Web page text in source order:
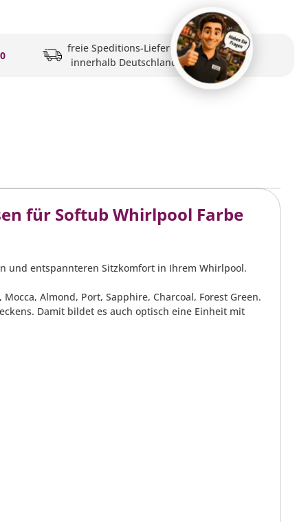
freie Speditions-Lieferung
innerhalb Deutschlands
für Softub Whirlpool Farbe
und entspannteren Sitzkomfort in Ihrem Whirlpool.
Almond, Port, Sapphire, Charcoal, Forest Green.
Damit bildet es auch optisch eine Einheit mit